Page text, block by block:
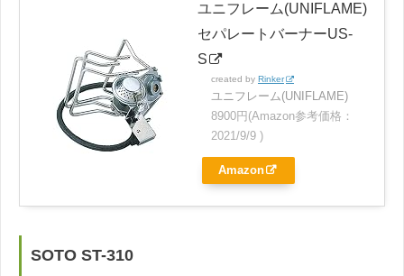
ユニフレーム(UNIFLAME)
セパレートバーナーUS-
S
created by Rinker
ユニフレーム(UNIFLAME)
8900円(Amazon参考価格：
2021/9/9 )
Amazon
SOTO ST-310